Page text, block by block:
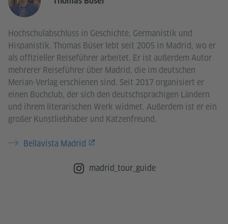
Hochschulabschluss in Geschichte, Germanistik und
Hispanistik. Thomas Büser lebt seit 2005 in Madrid, wo er
als offizieller Reiseführer arbeitet. Er ist außerdem Autor
mehrerer Reiseführer über Madrid, die im deutschen
Merian-Verlag erschienen sind. Seit 2017 organisiert er
einen Buchclub, der sich den deutschsprachigen Ländern
und ihrem literarischen Werk widmet. Außerdem ist er ein
großer Kunstliebhaber und Katzenfreund.
Bellavista Madrid
madrid_tour_guide